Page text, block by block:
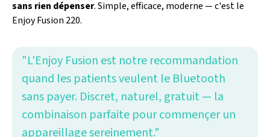
sans rien dépenser. Simple, efficace, moderne — c'est le
Enjoy Fusion 220.
"L'Enjoy Fusion est notre recommandation
quand les patients veulent le Bluetooth
sans payer. Discret, naturel, gratuit — la
combinaison parfaite pour commençer un
appareillage sereinement."